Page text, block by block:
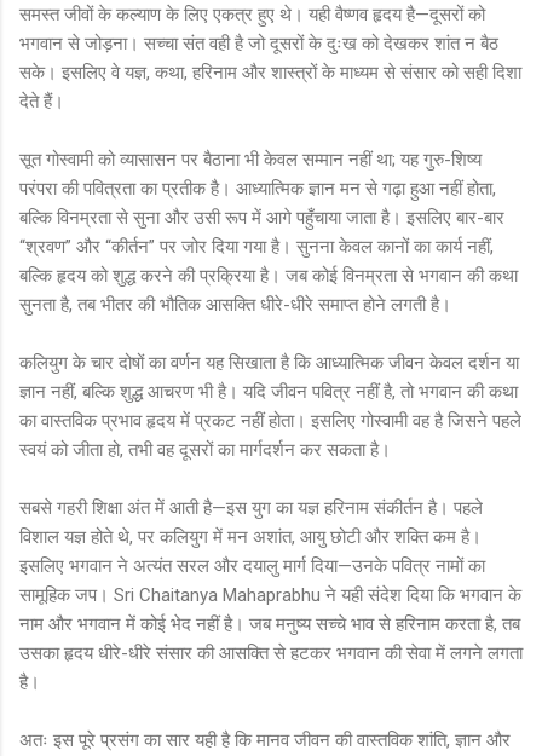
समस्त जीवों के कल्याण के लिए एकत्र हुए थे। यही वैष्णव हृदय है—दूसरों को
भगवान से जोड़ना। सच्चा संत वही है जो दूसरों के दुःख को देखकर शांत न बैठ
सके। इसलिए वे यज्ञ, कथा, हरिनाम और शास्त्रों के माध्यम से संसार को सही दिशा
देते हैं।
सूत गोस्वामी को व्यासासन पर बैठाना भी केवल सम्मान नहीं था; यह गुरु-शिष्य
परंपरा की पवित्रता का प्रतीक है। आध्यात्मिक ज्ञान मन से गढ़ा हुआ नहीं होता,
बल्कि विनम्रता से सुना और उसी रूप में आगे पहुँचाया जाता है। इसलिए बार-बार
“श्रवण” और “कीर्तन” पर जोर दिया गया है। सुनना केवल कानों का कार्य नहीं,
बल्कि हृदय को शुद्ध करने की प्रक्रिया है। जब कोई विनम्रता से भगवान की कथा
सुनता है, तब भीतर की भौतिक आसक्ति धीरे-धीरे समाप्त होने लगती है।
कलियुग के चार दोषों का वर्णन यह सिखाता है कि आध्यात्मिक जीवन केवल दर्शन या
ज्ञान नहीं, बल्कि शुद्ध आचरण भी है। यदि जीवन पवित्र नहीं है, तो भगवान की कथा
का वास्तविक प्रभाव हृदय में प्रकट नहीं होता। इसलिए गोस्वामी वह है जिसने पहले
स्वयं को जीता हो, तभी वह दूसरों का मार्गदर्शन कर सकता है।
सबसे गहरी शिक्षा अंत में आती है—इस युग का यज्ञ हरिनाम संकीर्तन है। पहले
विशाल यज्ञ होते थे, पर कलियुग में मन अशांत, आयु छोटी और शक्ति कम है।
इसलिए भगवान ने अत्यंत सरल और दयालु मार्ग दिया—उनके पवित्र नामों का
सामूहिक जप। Sri Chaitanya Mahaprabhu ने यही संदेश दिया कि भगवान के
नाम और भगवान में कोई भेद नहीं है। जब मनुष्य सच्चे भाव से हरिनाम करता है, तब
उसका हृदय धीरे-धीरे संसार की आसक्ति से हटकर भगवान की सेवा में लगने लगता
है।
अतः इस पूरे प्रसंग का सार यही है कि मानव जीवन की वास्तविक शांति, ज्ञान और